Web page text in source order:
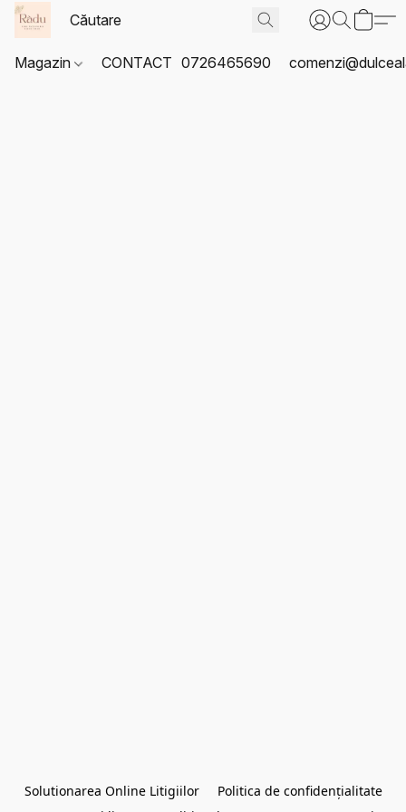
Magazin CONTACT 0726465690
Solutionarea Online Litigiilor
Politica de confidențialitate